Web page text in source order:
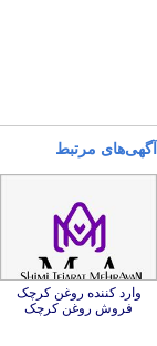
آگهی‌های مرتبط
وارد کننده روغن کرچک
فروش روغن کرچک